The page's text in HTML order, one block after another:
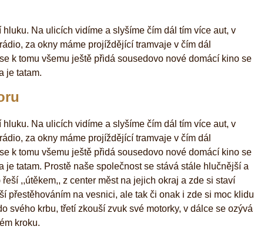
Na ulicích vidíme a slyšíme čím dál tím více aut, v
za okny máme projíždějící tramvaje v čím dál
k tomu všemu ještě přidá sousedovo nové domácí kino se
je tatam.
Na ulicích vidíme a slyšíme čím dál tím více aut, v
za okny máme projíždějící tramvaje v čím dál
k tomu všemu ještě přidá sousedovo nové domácí kino se
tatam. Prostě naše společnost se stává stále hlučnější a
,,útěkem,, z center měst na jejich okraj a zde si staví
přestěhováním na vesnici, ale tak či onak i zde si moc klidu
svého krbu, třetí zkouší zvuk své motorky, v dálce se ozývá
kroku.